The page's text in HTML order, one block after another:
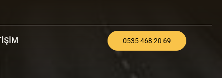
0535 468 20 69